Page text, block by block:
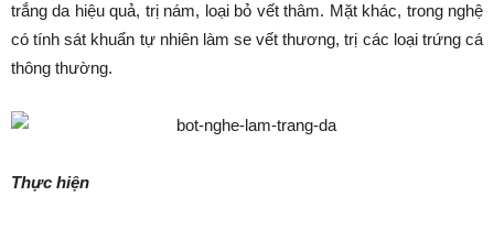
trắng da hiệu quả, trị nám, loại bỏ vết thâm. Mặt khác, trong nghệ
có tính sát khuẩn tự nhiên làm se vết thương, trị các loại trứng cá
thông thường.
Thực hiện